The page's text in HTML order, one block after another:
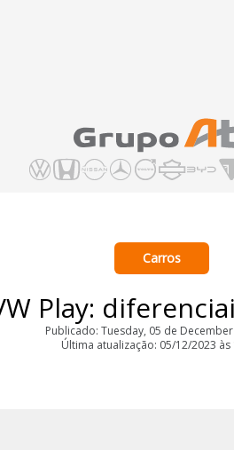
Carros
Play:
Publicado: Tuesday, 05 de
Última atualização: 05/12/2023 às